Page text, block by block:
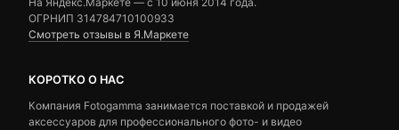
ОГРНИП 314784710100933
Смотреть отзывы в Я.Маркете
КОРОТКО О НАС
Компания Fotogamma занимается поставкой и продажей
аксессуаров для профессионального фото- и видео